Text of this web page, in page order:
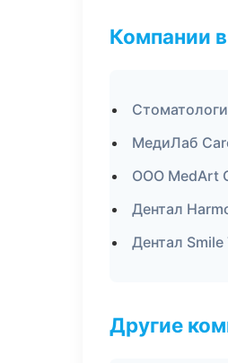
Компании
МедиЛаб
ООО MedArt
Дентал
Дентал
Другие